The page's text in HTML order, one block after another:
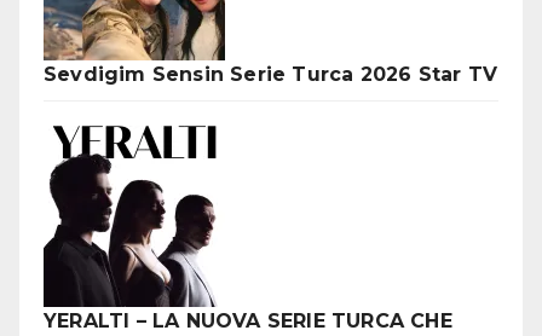
Sevdigim Sensin Serie Turca 2026 Star TV
YERALTI – LA NUOVA SERIE TURCA CHE